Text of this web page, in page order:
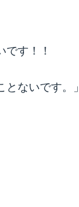
です！！
ないです。」